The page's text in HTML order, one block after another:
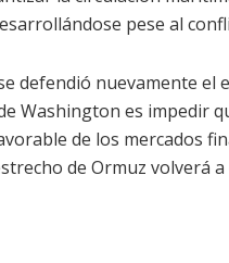
pese al
defendió nuevamente el
Washington es impedir
de los mercados
de Ormuz volverá